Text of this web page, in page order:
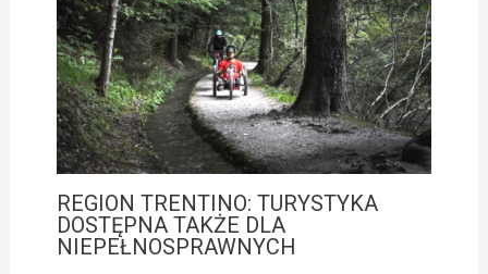
REGION TRENTINO: TURYSTYKA
DOSTĘPNA TAKŻE DLA
NIEPEŁNOSPRAWNYCH